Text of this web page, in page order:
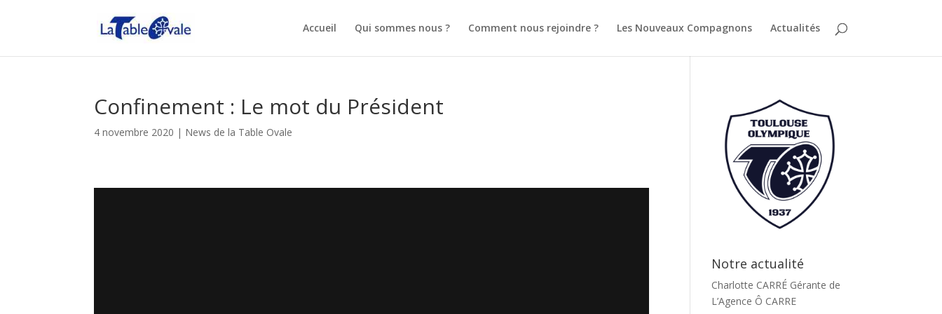
Accueil Qui sommes nous ? Comment nous rejoindre ? Les Nouveaux Compagnons Actualités
Confinement : Le mot du Président
4 novembre 2020 | News de la Table Ovale
Notre actualité
Charlotte CARRÉ Gérante de
L’Agence Ô CARRE